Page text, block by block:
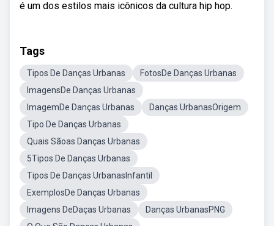
é um dos estilos mais icônicos da cultura hip hop.
Tags
Tipos De Danças Urbanas
FotosDe Danças Urbanas
ImagensDe Danças Urbanas
ImagemDe Danças Urbanas
Danças UrbanasOrigem
Tipo De Danças Urbanas
Quais Sãoas Danças Urbanas
5Tipos De Danças Urbanas
Tipos De Danças UrbanasInfantil
ExemplosDe Danças Urbanas
Imagens DeDaças Urbanas
Danças UrbanasPNG